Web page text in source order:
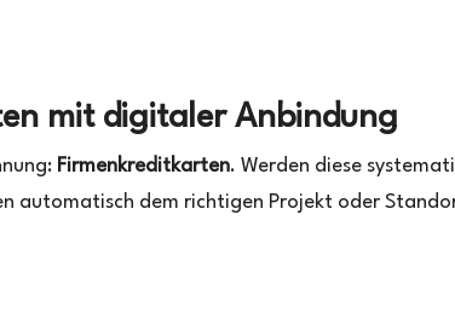
mit digitaler Anbindung
Firmenkreditkarten. Werden diese
automatisch dem richtigen Projekt oder